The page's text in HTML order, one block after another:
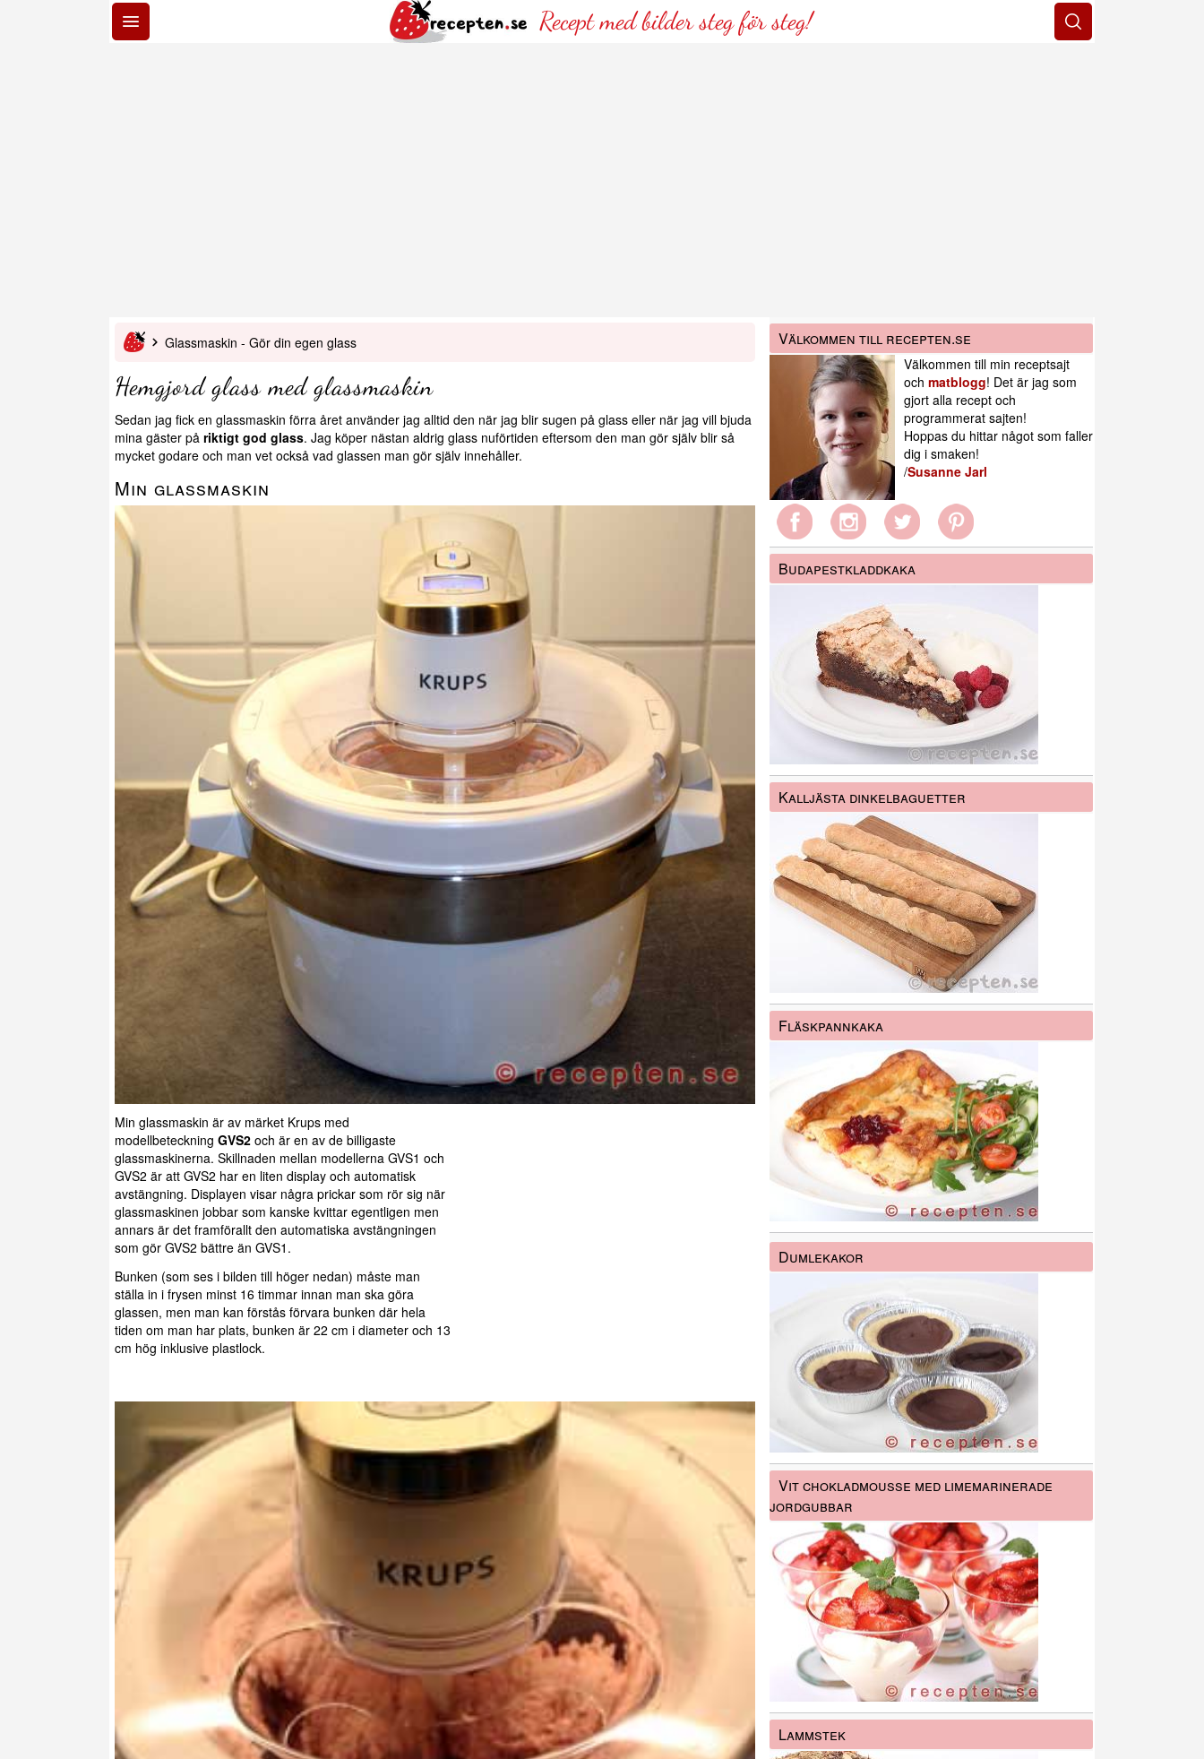
Recept med bilder steg för steg!
Glassmaskin - Gör din egen glass
Hemgjord glass med glassmaskin
Sedan jag fick en glassmaskin förra året använder jag alltid den när jag blir sugen på glass eller när jag vill bjuda
mina gäster på riktigt god glass. Jag köper nästan aldrig glass nuförtiden eftersom den man gör själv blir så
mycket godare och man vet också vad glassen man gör själv innehåller.
Min glassmaskin
Min glassmaskin är av märket Krups med
modellbeteckning GVS2 och är en av de billigaste
glassmaskinerna. Skillnaden mellan modellerna GVS1 och
GVS2 är att GVS2 har en liten display och automatisk
avstängning. Displayen visar några prickar som rör sig när
glassmaskinen jobbar som kanske kvittar egentligen men
annars är det framförallt den automatiska avstängningen
som gör GVS2 bättre än GVS1.
Bunken (som ses i bilden till höger nedan) måste man
ställa in i frysen minst 16 timmar innan man ska göra
glassen, men man kan förstås förvara bunken där hela
tiden om man har plats, bunken är 22 cm i diameter och 13
cm hög inklusive plastlock.
Välkommen till recepten.se
Välkommen till min receptsajt
och matblogg! Det är jag som
gjort alla recept och
programmerat sajten!
Hoppas du hittar något som faller
dig i smaken!
/Susanne Jarl
Budapestkladdkaka
Kalljästa dinkelbaguetter
Fläskpannkaka
Dumlekakor
Vit chokladmousse med limemarinerade
jordgubbar
Lammstek